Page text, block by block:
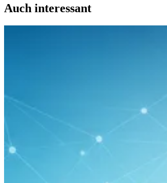
Auch interessant